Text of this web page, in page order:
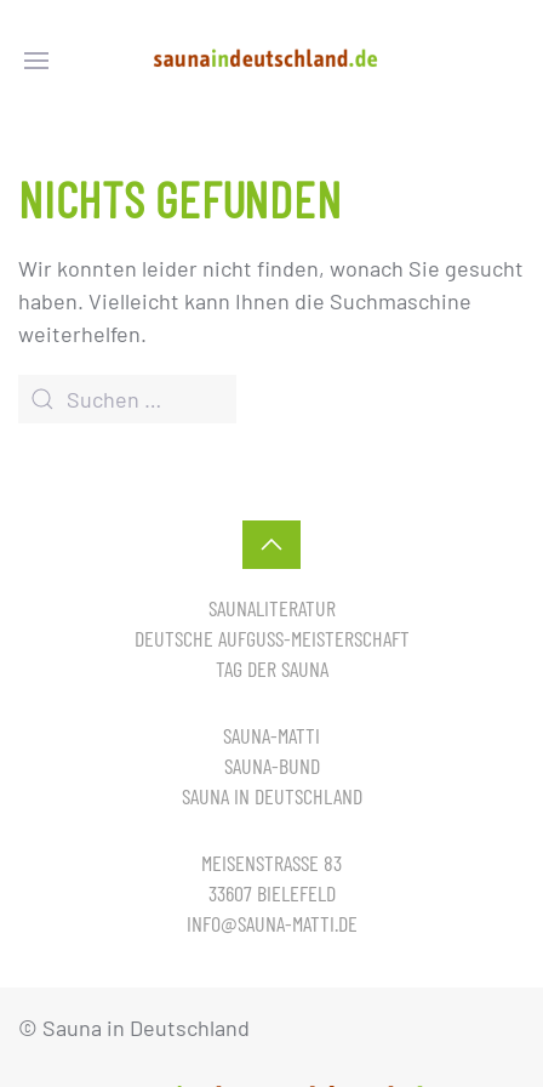
NICHTS GEFUNDEN
Wir konnten leider nicht finden, wonach Sie gesucht
haben. Vielleicht kann Ihnen die Suchmaschine
weiterhelfen.
SAUNALITERATUR
DEUTSCHE AUFGUSS-MEISTERSCHAFT
TAG DER SAUNA
SAUNA-MATTI
SAUNA-BUND
SAUNA IN DEUTSCHLAND
MEISENSTRASSE 83
33607 BIELEFELD
INFO@SAUNA-MATTI.DE
© Sauna in Deutschland